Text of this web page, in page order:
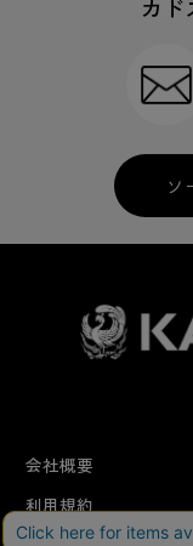
カド
ソ
会社概要
利用規約